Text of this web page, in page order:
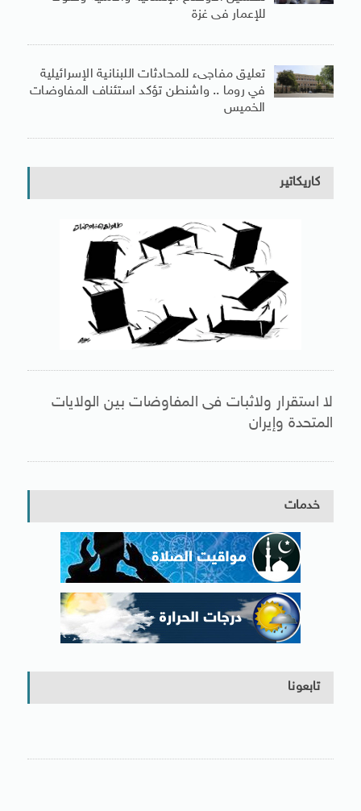
للإعمار فى غزة
تعليق مفاجىء للمحادثات اللبنانية الإسرائيلية
في روما .. واشنطن تؤكد استئناف المفاوضات
الخميس
كاريكاتير
لا استقرار ولاثبات فى المفاوضات بين الولايات
المتحدة وإيران
خدمات
تابعونا